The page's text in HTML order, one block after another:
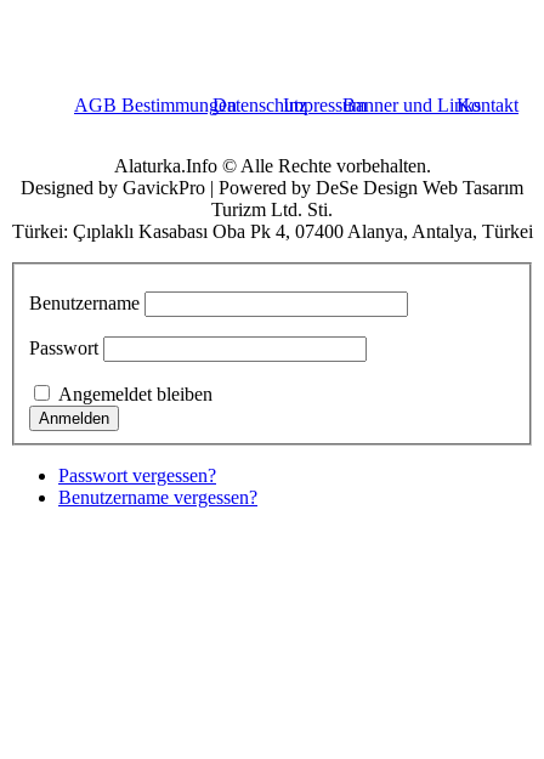
AGB BestimmungenDatenschutzImpressumBanner und LinksKontakt
Alaturka.Info © Alle Rechte vorbehalten.
Designed by GavickPro | Powered by DeSe Design Web Tasarım
Turizm Ltd. Sti.
Türkei: Çıplaklı Kasabası Oba Pk 4, 07400 Alanya, Antalya, Türkei
Benutzername
Passwort
Angemeldet bleiben
Passwort vergessen?
Benutzername vergessen?